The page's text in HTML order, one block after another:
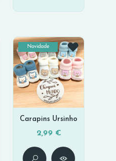
Novidade
Carapins Ursinho
2,99 €